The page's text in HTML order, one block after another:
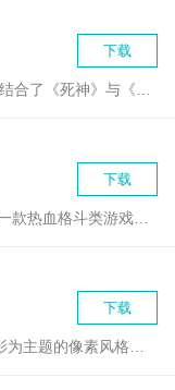
下载
下载
下载
真死神vs火影绊是一款以火影为主题的像素风格格斗游戏，游戏中...